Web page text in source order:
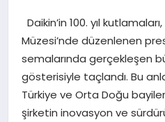
SIYASET
EKONOMI
DÜNYA
Daikin’in 100. yıl
Müzesi’nde düzenlenen
semalarında gerçekleşen
gösterisiyle taçlandı. Bu
Türkiye ve Orta Doğu
şirketin inovasyon ve